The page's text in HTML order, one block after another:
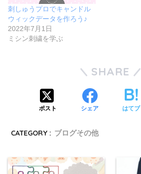
刺しゅうプロでキャンドル
ウィックデータを作ろう♪
2022年7月1日
ミシン刺繍を学ぶ
SHARE
ポスト シェア はてブ
CATEGORY : ブログその他